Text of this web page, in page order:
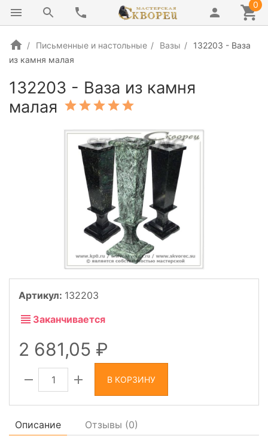
0
Письменные и настольные Вазы
132203 - Ваза
из камня малая
132203 - Ваза из камня
малая
Артикул: 132203
Заканчивается
2 681,05
В КОРЗИНУ
Описание Отзывы (0)